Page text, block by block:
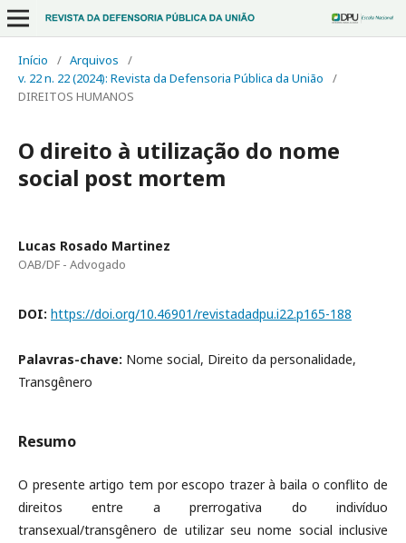
Início / Arquivos
/
v. 22 n. 22 (2024): Revista da Defensoria Pública da União
/
DIREITOS HUMANOS
O direito à utilização do nome
social post mortem
Lucas Rosado Martinez
OAB/DF - Advogado
DOI: https://doi.org/10.46901/revistadadpu.i22.p165-188
Palavras-chave: Nome social, Direito da personalidade,
Transgênero
Resumo
O presente artigo tem por escopo trazer à baila o conflito de
direitos entre a prerrogativa do indivíduo
transexual/transgênero de utilizar seu nome social inclusive